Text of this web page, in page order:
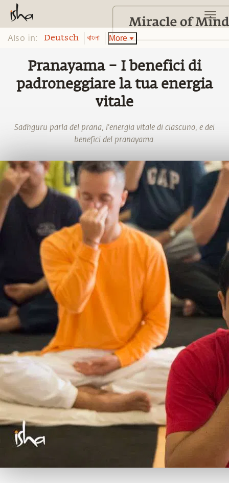
Also in: Deutsch বাংলা More
Pranayama – I benefici di
padroneggiare la tua energia
vitale
Sadhguru parla del prana, l'energia vitale di ciascuno, e dei
benefici del pranayama.